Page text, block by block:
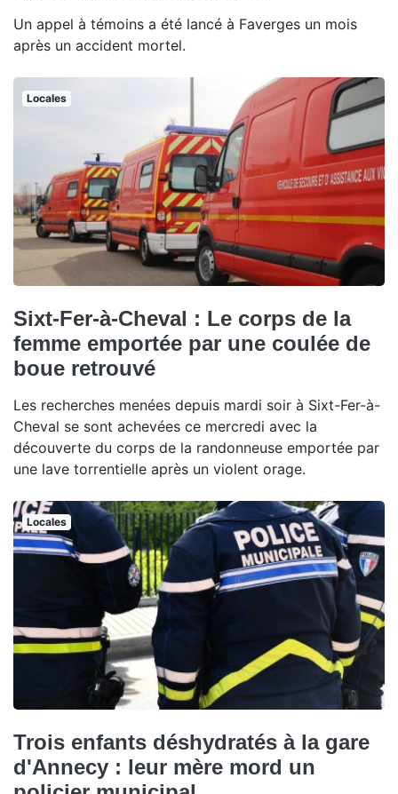
Un appel à témoins a été lancé à Faverges un mois
après un accident mortel.
Locales
Sixt-Fer-à-Cheval : Le corps de la
femme emportée par une coulée de
boue retrouvé
Les recherches menées depuis mardi soir à Sixt-Fer-à-
Cheval se sont achevées ce mercredi avec la
découverte du corps de la randonneuse emportée par
une lave torrentielle après un violent orage.
Locales
Trois enfants déshydratés à la gare
d'Annecy : leur mère mord un